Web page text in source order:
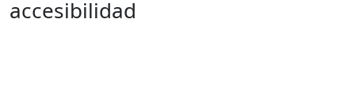
accesibilidad